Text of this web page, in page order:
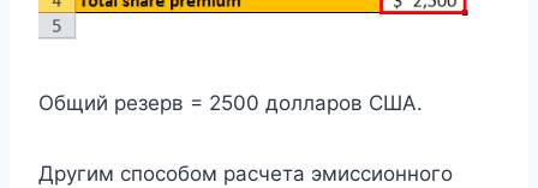
Общий резерв = 2500 долларов США.
Другим способом расчета эмиссионного